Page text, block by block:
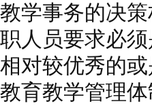
教学事务的决
职人员要求必
相对较优秀的
教育教学管理